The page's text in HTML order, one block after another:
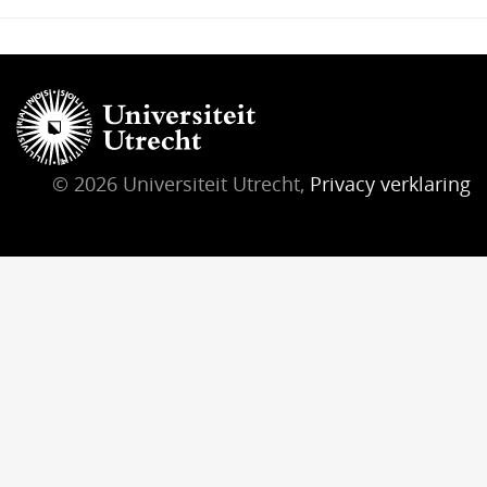
© 2026 Universiteit Utrecht, Privacy verklaring